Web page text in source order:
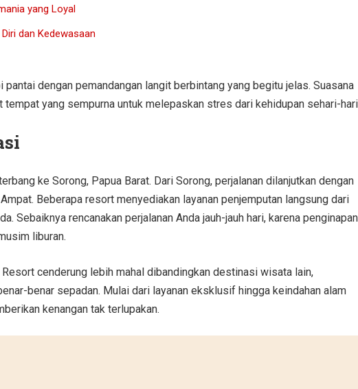
yang Loyal
dan Kedewasaan
dengan pemandangan langit berbintang yang begitu jelas. Suasana
tempat yang sempurna untuk melepaskan stres dari kehidupan sehari-
ke Sorong, Papua Barat. Dari Sorong, perjalanan dilanjutkan dengan
Beberapa resort menyediakan layanan penjemputan langsung dari
Sebaiknya rencanakan perjalanan Anda jauh-jauh hari, karena penginapan
liburan.
cenderung lebih mahal dibandingkan destinasi wisata lain,
benar sepadan. Mulai dari layanan eksklusif hingga keindahan alam
kenangan tak terlupakan.